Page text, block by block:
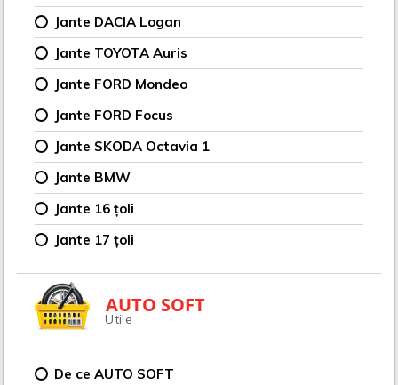
Jante DACIA Logan
Jante TOYOTA Auris
Jante FORD Mondeo
Jante FORD Focus
Jante SKODA Octavia 1
Jante BMW
Jante 16 țoli
Jante 17 țoli
AUTO SOFT
Utile
De ce AUTO SOFT